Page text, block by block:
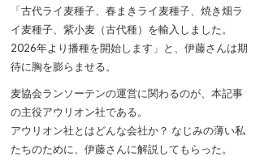
「古代ライ麦種子、春まきライ麦種子、焼き畑ラ
イ麦種子、紫小麦（古代種）を輸入しました。
2026年より播種を開始します」と、伊藤さんは期
待に胸を膨らませる。
麦協会ランソーテンの運営に関わるのが、本記事
の主役アウリオン社である。
アウリオン社とはどんな会社か？ なじみの薄い私
たちのために、伊藤さんに解説してもらった。